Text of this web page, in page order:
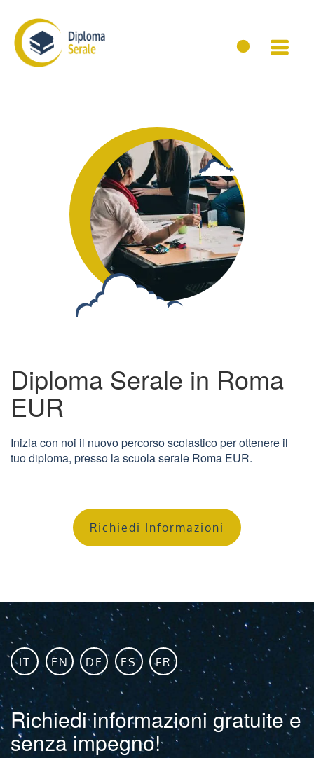
Diploma Serale in Roma
EUR
Inizia con noi il nuovo percorso scolastico per ottenere il
tuo diploma, presso la scuola serale Roma EUR.
Richiedi Informazioni
IT EN DE ES FR
Richiedi informazioni gratuite e
senza impegno!